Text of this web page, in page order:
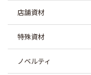
店舗資材
特殊資材
ノベルティ